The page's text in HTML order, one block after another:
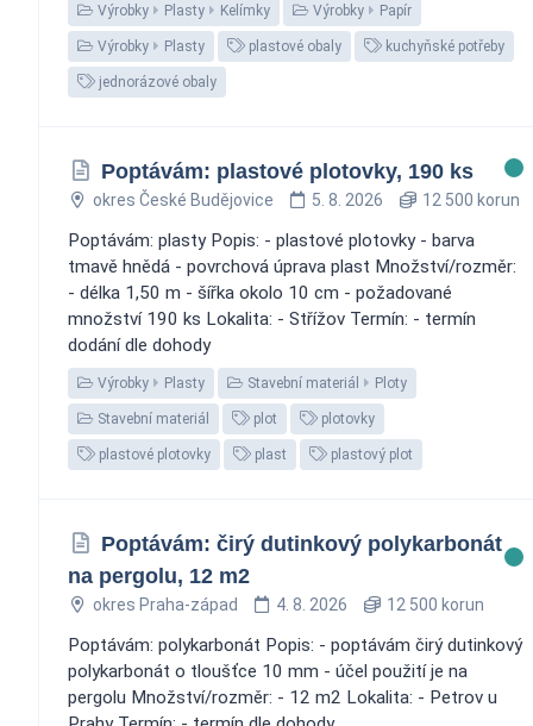
Výrobky Plasty Kelímky Výrobky Papír
Výrobky Plasty plastové obaly kuchyňské potřeby
jednorázové obaly
Poptávám: plastové plotovky, 190 ks
okres České Budějovice 5. 8. 2026 12 500 korun
Poptávám: plasty Popis: - plastové plotovky - barva
tmavě hnědá - povrchová úprava plast Množství/rozměr:
- délka 1,50 m - šířka okolo 10 cm - požadované
množství 190 ks Lokalita: - Střížov Termín: - termín
dodání dle dohody
Výrobky Plasty Stavební materiál Ploty
Stavební materiál plot plotovky
plastové plotovky plast plastový plot
Poptávám: čirý dutinkový polykarbonát
na pergolu, 12 m2
okres Praha-západ 4. 8. 2026 12 500 korun
Poptávám: polykarbonát Popis: - poptávám čirý dutinkový
polykarbonát o tloušťce 10 mm - účel použití je na
pergolu Množství/rozměr: - 12 m2 Lokalita: - Petrov u